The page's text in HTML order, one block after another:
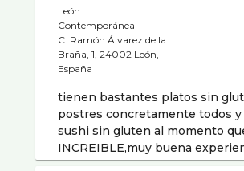
León
Contemporánea
C. Ramón Álvarez de la
Braña, 1, 24002 León,
España
tienen bastantes platos sin
postres concretamente todos y
sushi sin gluten al momento
INCREIBLE,muy buena